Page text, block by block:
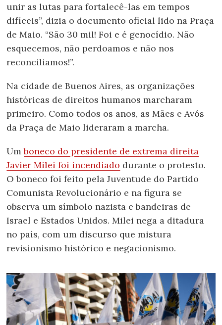
unir as lutas para fortalecê-las em tempos
difíceis”, dizia o documento oficial lido na Praça
de Maio. “São 30 mil! Foi e é genocídio. Não
esquecemos, não perdoamos e não nos
reconciliamos!”.
Na cidade de Buenos Aires, as organizações
históricas de direitos humanos marcharam
primeiro. Como todos os anos, as Mães e Avós
da Praça de Maio lideraram a marcha.
Umboneco do presidente de extrema direita
Javier Milei foi incendiado durante o protesto.
O boneco foi feito pela Juventude do Partido
Comunista Revolucionário e na figura se
observa um símbolo nazista e bandeiras de
Israel e Estados Unidos. Milei nega a ditadura
no país, com um discurso que mistura
revisionismo histórico e negacionismo.